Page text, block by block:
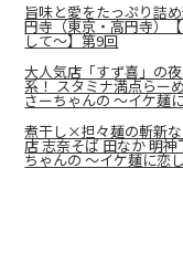
旨味と愛をたっぷり詰
円寺（東京・高円寺）
して～】第9回
大人気店「すず喜」の
系！ スタミナ満点らー
さーちゃんの ～イケ麺
煮干し×担々麺の斬新
店 志奈そば 田なか 明
ちゃんの ～イケ麺に恋